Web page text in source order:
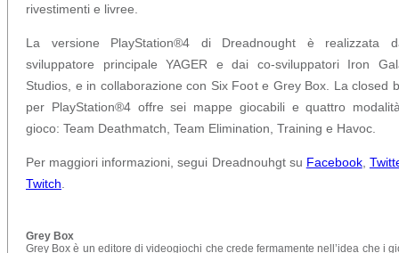
rivestimenti e livree.
La versione PlayStation®4 di Dreadnought è realizzata
sviluppatore principale YAGER e dai co-sviluppatori Iron
Studios, e in collaborazione con Six Foot e Grey Box. La closed
per PlayStation®4 offre sei mappe giocabili e quattro
gioco: Team Deathmatch, Team Elimination, Training e Havoc.
Per maggiori informazioni, segui Dreadnouhgt su Facebook,
Twitch
Grey Box
Grey Box è un editore di videogiochi che crede fermamente nell’idea che i